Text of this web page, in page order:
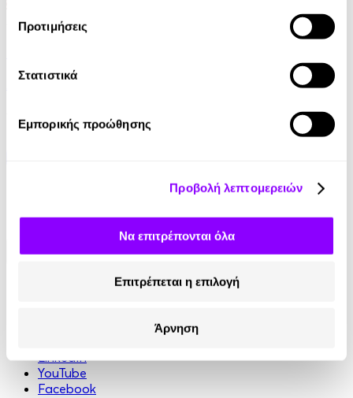
Προτιμήσεις
Στατιστικά
Εμπορικής προώθησης
Προβολή λεπτομερειών
Να επιτρέπονται όλα
Επιτρέπεται η επιλογή
Άρνηση
Audiobook • 1 Credit
Λένα Τερσεκίδου
LinkedIn
YouTube
Facebook